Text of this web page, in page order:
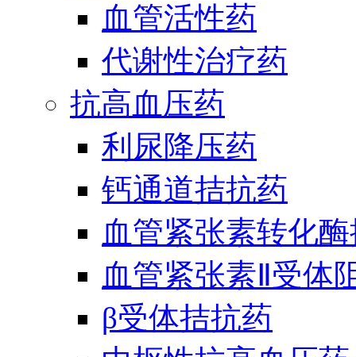
血管活性药
代谢性治疗药
抗高血压药
利尿降压药
钙通道拮抗药
血管紧张素转化
血管紧张素Ⅱ受体
β受体拮抗药